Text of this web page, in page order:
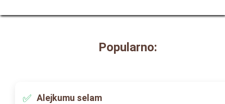
Popularno:
Alejkumu selam